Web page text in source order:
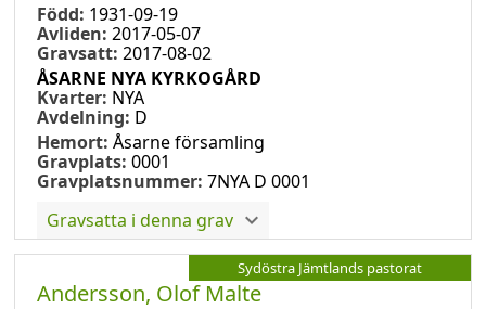
Född: 1931-09-19
Avliden: 2017-05-07
Gravsatt: 2017-08-02
ÅSARNE NYA KYRKOGÅRD
Kvarter: NYA
Avdelning: D
Hemort: Åsarne församling
Gravplats: 0001
Gravplatsnummer: 7NYA D 0001
Gravsatta i denna grav
Sydöstra Jämtlands pastorat
Andersson, Olof Malte